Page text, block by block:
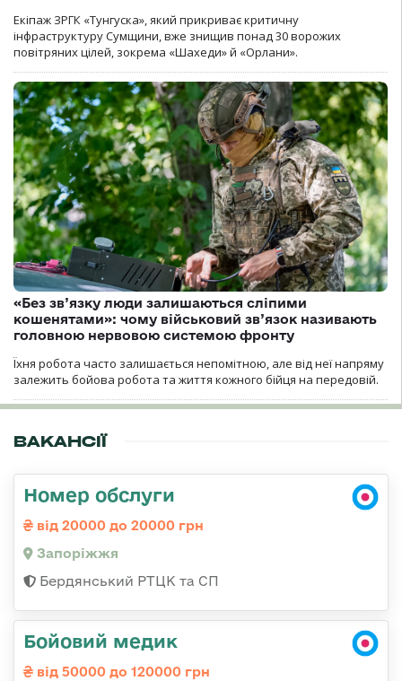
Екіпаж ЗРГК «Тунгуска», який прикриває критичну
інфраструктуру Сумщини, вже знищив понад 30 ворожих
повітряних цілей, зокрема «Шахеди» й «Орлани».
«Без зв’язку люди залишаються сліпими
кошенятами»: чому військовий зв’язок називають
головною нервовою системою фронту
Їхня робота часто залишається непомітною, але від неї напряму
залежить бойова робота та життя кожного бійця на передовій.
ВАКАНСІЇ
Номер обслуги
від 20000 до 20000 грн
Запоріжжя
Бердянський РТЦК та СП
Бойовий медик
від 50000 до 120000 грн